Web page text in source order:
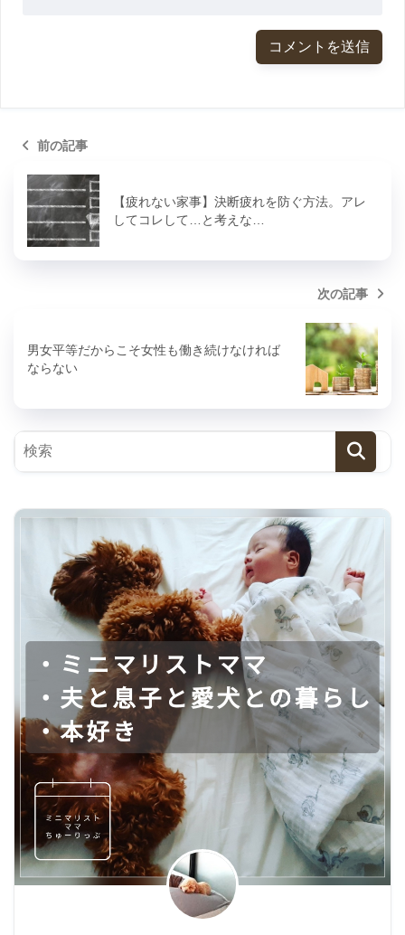
前の記事
【疲れない家事】決断疲れを防ぐ方法。アレ
してコレして…と考えな…
次の記事
男女平等だからこそ女性も働き続けなければ
ならない